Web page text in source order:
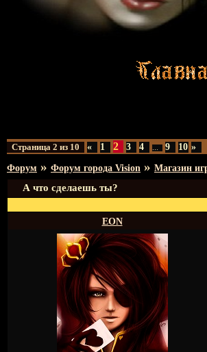
Страница 2 из 10 « 1 2 3 4 … 9 10 »
Форум » Форум города Vision » Магазин
А что сделаешь ты?
EON